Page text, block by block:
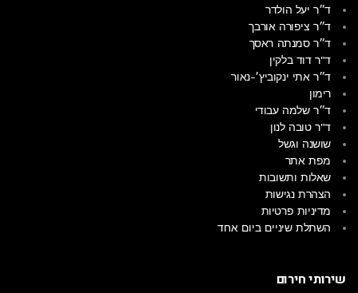
ד״ר יעל הולדר
ד״ר ציפורה אורבך
ד״ר סמנתה ראסך
ד"ר דוד בלקין
ד״ר אתי ינקוביץ׳-נאור
רימון
ד״ר שלמה עבודי
ד"ר טובה לנון
שושנה וגשל
מפת אתר
שאלות ותשובות
הצהרת נגישות
מדיניות פרטיות
השתלת שיניים ביום אחד
שירותי חירום